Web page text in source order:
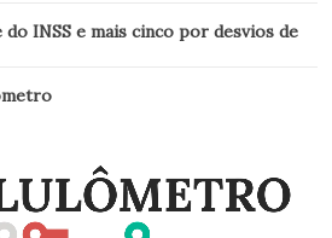
INSS e mais cinco por desvios de